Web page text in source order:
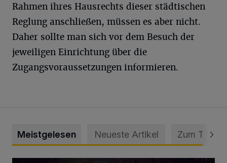
Rahmen ihres Hausrechts dieser städtischen
Reglung anschließen, müssen es aber nicht.
Daher sollte man sich vor dem Besuch der
jeweiligen Einrichtung über die
Zugangsvoraussetzungen informieren.
Meistgelesen Neueste Artikel Zum Thema